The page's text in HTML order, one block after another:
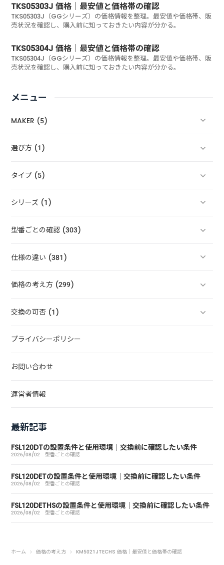
TKS05303J 価格｜最安値と価格帯の確認
TKS05303J（GGシリーズ）の価格情報を整理。最安値や価格帯、販
売状況を確認し、購入前に知っておきたい内容が分かる。
TKS05304J 価格｜最安値と価格帯の確認
TKS05304J（GGシリーズ）の価格情報を整理。最安値や価格帯、販
売状況を確認し、購入前に知っておきたい内容が分かる。
メニュー
MAKER (5)
選び方 (1)
タイプ (5)
シリーズ (1)
型番ごとの確認 (303)
仕様の違い (381)
価格の考え方 (299)
交換の可否 (1)
プライバシーポリシー
お問い合わせ
運営者情報
最新記事
FSL120DTの設置条件と使用環境｜交換前に確認したい条件
2026/08/02 型番ごとの確認
FSL120DETの設置条件と使用環境｜交換前に確認したい条件
2026/08/02 型番ごとの確認
FSL120DETHSの設置条件と使用環境｜交換前に確認したい条件
2026/08/02 型番ごとの確認
ホーム 価格の考え方 KM5021JTECHS 価格｜最安値と価格帯の確認